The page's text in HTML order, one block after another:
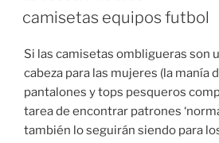
camisetas equipos futbol
Si las camisetas ombligueras son
cabeza para las mujeres (la manía
pantalones y tops pesqueros
tarea de encontrar patrones
también lo seguirán siendo para